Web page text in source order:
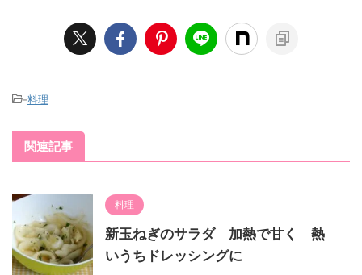
-料理
関連記事
料理
新玉ねぎのサラダ 加熱で甘く 熱
いうちドレッシングに